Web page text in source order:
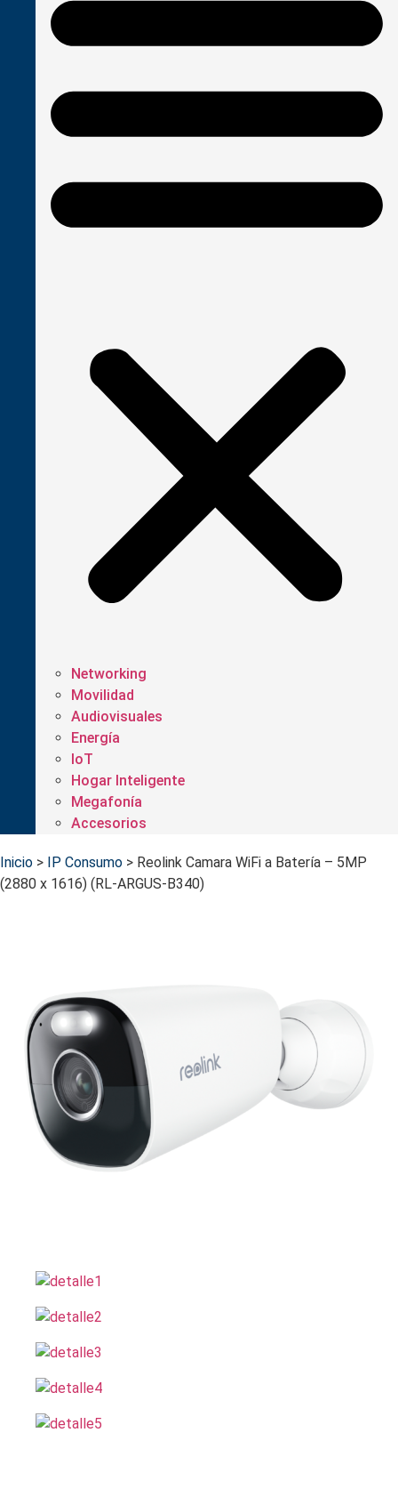
Networking
Movilidad
Audiovisuales
Energía
IoT
Hogar Inteligente
Megafonía
Accesorios
Inicio > IP Consumo > Reolink Camara WiFi a Batería – 5MP
(2880 x 1616) (RL-ARGUS-B340)